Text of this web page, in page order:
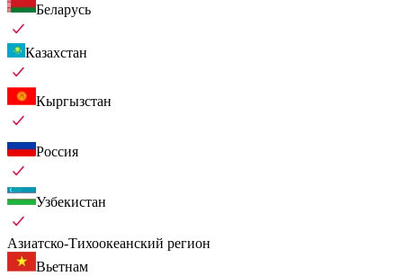
Беларусь
Казахстан
Кыргызстан
Россия
Узбекистан
Азиатско-Тихоокеанский регион
Вьетнам